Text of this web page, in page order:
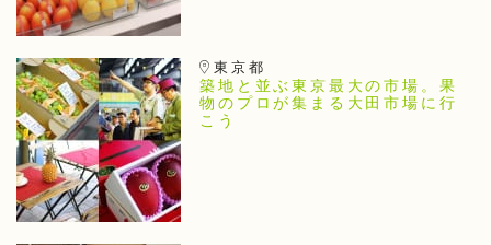
東京都
築地と並ぶ東京最大の市場。果
物のプロが集まる大田市場に行
こう